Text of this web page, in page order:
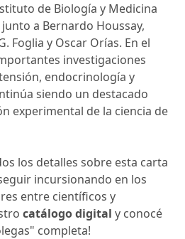
de Biología y Medicina
a Bernardo Houssay,
Foglia y Oscar Orías. En el
investigaciones
endocrinología y
siendo un destacado
experimental de la ciencia de
los detalles sobre esta carta
incursionando en los
entre científicos y
catálogo digital y conocé
completa!